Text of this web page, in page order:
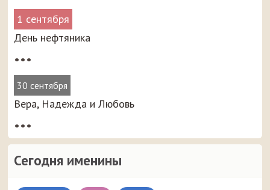
1 сентября
День нефтяника
•••
30 сентября
Вера, Надежда и Любовь
•••
Сегодня именины